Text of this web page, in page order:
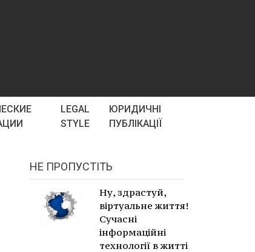
LEGAL
STYLE
ЮРИДИЧНІ
ПУБЛІКАЦІЇ
НЕ ПРОПУСТІТЬ
Ну, здрастуй,
віртуальне життя!
Сучасні
інформаційні
технології в житті